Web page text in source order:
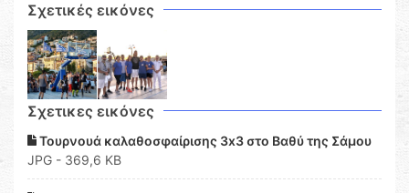
Σχετικές εικόνες
Σχετικες εικόνες
Τουρνουά καλαθοσφαίρισης 3x3 στο Βαθύ της Σάμου
JPG - 369,6 KB